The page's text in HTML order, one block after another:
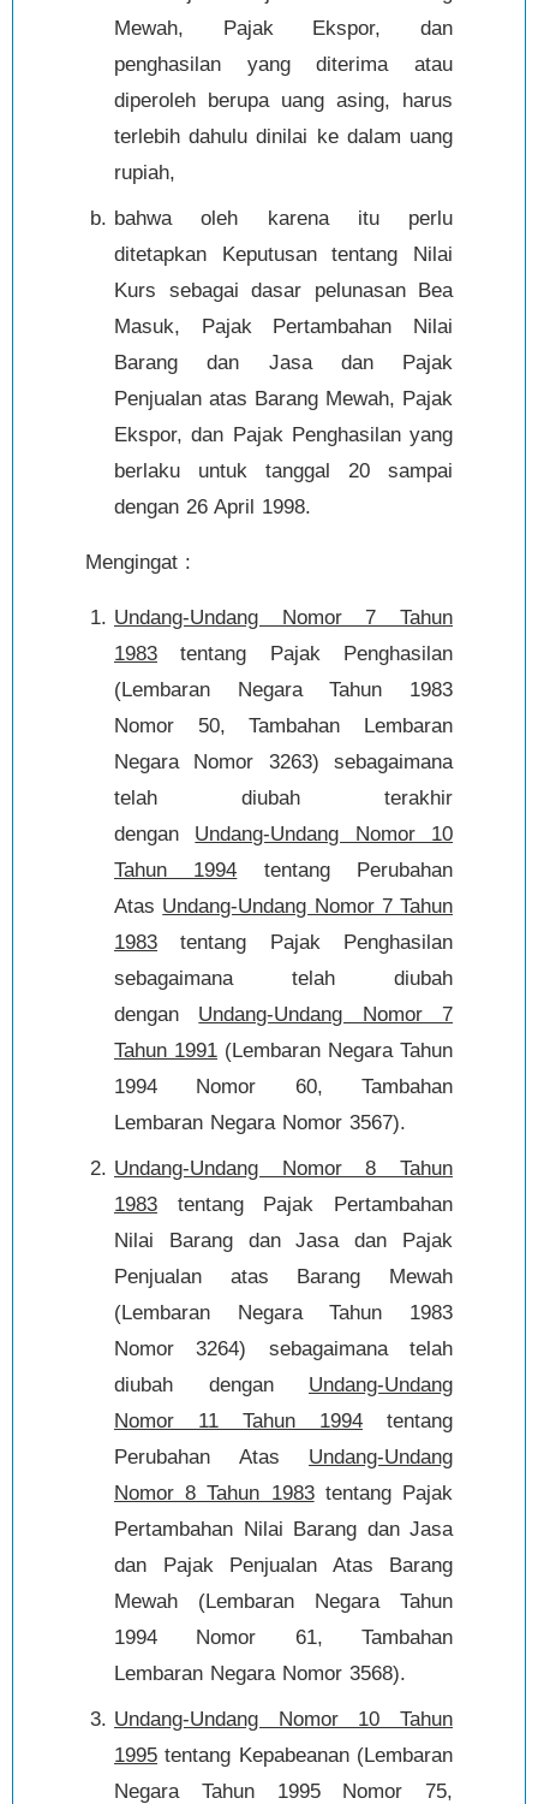
Mewah, Pajak Ekspor, dan
penghasilan yang diterima atau
diperoleh berupa uang asing, harus
terlebih dahulu dinilai ke dalam uang
rupiah,
bahwa oleh karena itu perlu
ditetapkan Keputusan tentang Nilai
Kurs sebagai dasar pelunasan Bea
Masuk, Pajak Pertambahan Nilai
Barang dan Jasa dan Pajak
Penjualan atas Barang Mewah, Pajak
Ekspor, dan Pajak Penghasilan yang
berlaku untuk tanggal 20 sampai
dengan 26 April 1998.
Mengingat :
Undang-Undang Nomor 7 Tahun
1983 tentang Pajak Penghasilan
(Lembaran Negara Tahun 1983
Nomor 50, Tambahan Lembaran
Negara Nomor 3263) sebagaimana
telah diubah terakhir
dengan Undang-Undang Nomor 10
Tahun 1994 tentang Perubahan
Atas Undang-Undang Nomor 7 Tahun
1983 tentang Pajak Penghasilan
sebagaimana telah diubah
dengan Undang-Undang Nomor 7
Tahun 1991 (Lembaran Negara Tahun
1994 Nomor 60, Tambahan
Lembaran Negara Nomor 3567).
Undang-Undang Nomor 8 Tahun
1983 tentang Pajak Pertambahan
Nilai Barang dan Jasa dan Pajak
Penjualan atas Barang Mewah
(Lembaran Negara Tahun 1983
Nomor 3264) sebagaimana telah
diubah dengan Undang-Undang
Nomor 11 Tahun 1994 tentang
Perubahan Atas Undang-Undang
Nomor 8 Tahun 1983tentang Pajak
Pertambahan Nilai Barang dan Jasa
dan Pajak Penjualan Atas Barang
Mewah (Lembaran Negara Tahun
1994 Nomor 61, Tambahan
Lembaran Negara Nomor 3568).
Undang-Undang Nomor 10 Tahun
1995 tentang Kepabeanan (Lembaran
Negara Tahun 1995 Nomor 75,